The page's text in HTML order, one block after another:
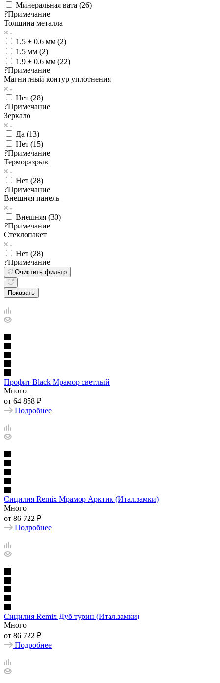
Минеральная вата (26)
?Примечание
Толщина металла
1.5 + 0.6 мм (2)
1.5 мм (2)
1.9 + 0.6 мм (22)
?Примечание
Магнитный контур уплотнения
Нет (28)
?Примечание
Зеркало
Да (13)
Нет (15)
?Примечание
Терморазрыв
Нет (28)
?Примечание
Внешняя панель
Внешняя (30)
?Примечание
Стеклопакет
Нет (28)
?Примечание
Очистить фильтр
Показать
Профит Black Мрамор светлый
Много
от 64 858 ₽
Подробнее
Сицилия Remix Мрамор Арктик (Итал.замки)
Много
от 86 722 ₽
Подробнее
Сицилия Remix Дуб турин (Итал.замки)
Много
от 86 722 ₽
Подробнее